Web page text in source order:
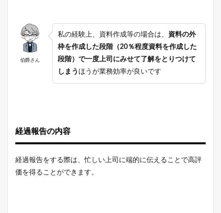
伯爵さん
私の経験上、資料作成等の場合は、 資料の外
枠を作成した段階（20％程度資料を作成した
段階）で一度上司にみせて了解をとりつけて
しまう ほうが業務効率が良いです
経過報告の内容
経過報告をする際は、忙しい上司に端的に伝えることで高評
価を得ることができます。